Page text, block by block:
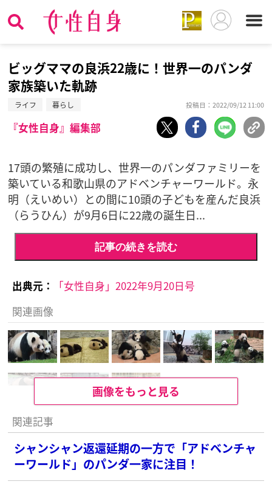
ビッグママの良浜22歳に！世界一のパンダ
家族築いた軌跡
ライフ 暮らし 投稿日：2022/09/12 11:00
『女性自身』編集部
17頭の繁殖に成功し、世界一のパンダファミリーを
築いている和歌山県のアドベンチャーワールド。永
明（えいめい）との間に10頭の子どもを産んだ良浜
（らうひん）が9月6日に22歳の誕生日...
記事の続きを読む
出典元：
「女性自身」2022年9月20日号
関連画像
画像をもっと見る
関連記事
シャンシャン返還延期の一方で「アドベンチャ
ーワールド」のパンダ一家に注目！